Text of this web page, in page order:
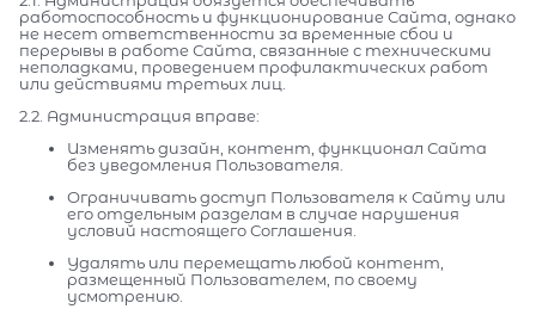
работоспособность и функционирование Сайта, однако
не несет ответственности за временные сбои и
перерывы в работе Сайта, связанные с техническими
неполадками, проведением профилактических работ
или действиями третьих лиц.
2.2. Администрация вправе:
Изменять дизайн, контент, функционал Сайта
без уведомления Пользователя.
Ограничивать доступ Пользователя к Сайту или
его отдельным разделам в случае нарушения
условий настоящего Соглашения.
Удалять или перемещать любой контент,
размещенный Пользователем, по своему
усмотрению.